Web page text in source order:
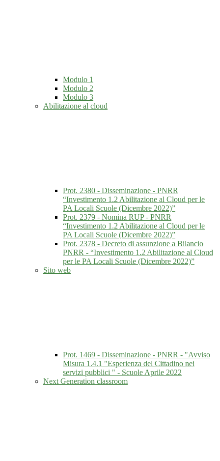
Modulo 1
Modulo 2
Modulo 3
Abilitazione al cloud
Prot. 2380 - Disseminazione - PNRR
“Investimento 1.2 Abilitazione al Cloud per le
PA Locali Scuole (Dicembre 2022)”
Prot. 2379 - Nomina RUP - PNRR
“Investimento 1.2 Abilitazione al Cloud per le
PA Locali Scuole (Dicembre 2022)”
Prot. 2378 - Decreto di assunzione a Bilancio
PNRR - “Investimento 1.2 Abilitazione al Cloud
per le PA Locali Scuole (Dicembre 2022)”
Sito web
Prot. 1469 - Disseminazione - PNRR - "Avviso
Misura 1.4.1 "Esperienza del Cittadino nei
servizi pubblici " - Scuole Aprile 2022
Next Generation classroom